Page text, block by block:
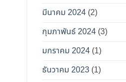
มีนาคม 2024 (2)
กุมภาพันธ์ 2024 (3)
มกราคม 2024 (1)
ธันวาคม 2023 (1)